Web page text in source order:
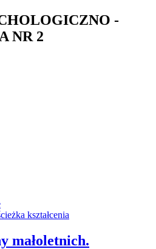
-
NR 2
kształcenia
małoletnich.